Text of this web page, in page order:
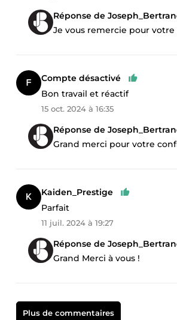
Réponse de
Je vous remercie pour
Compte désactivé
Bon travail et réactif
15 oct. 2024 à 16:35
Réponse de
Grand merci pour votre
Kaiden_Prestige
Parfait
11 juil. 2024 à 19:27
Réponse de
Grand Merci à vous !
Plus de commentaires